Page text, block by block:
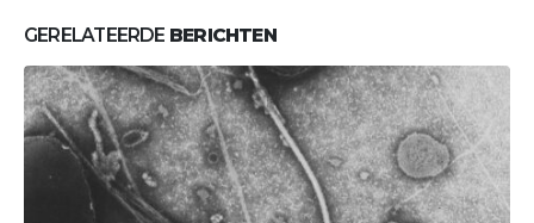
GERELATEERDE BERICHTEN